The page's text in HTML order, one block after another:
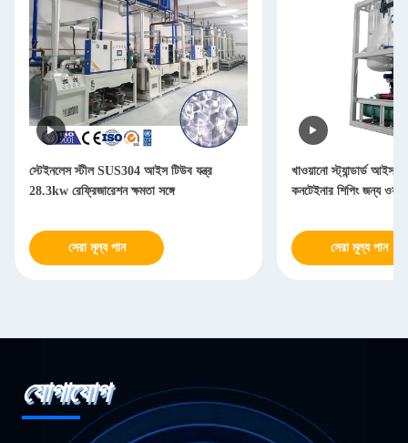
স্টেইনলেস স্টীল SUS304 আইস টিউব যন্ত্র
28.3kw রেফ্রিজারেশন ক্ষমতা সঙ্গে
সেরা মূল্য পান
খাওয়ানো স্ট্যান্ডার্ড আইস
কনটেইনার শিপিং জন্য
সেরা মূল্য পান
যোগাযোগ